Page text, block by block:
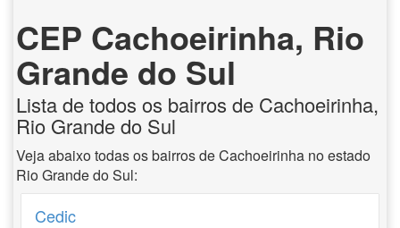
CEP Cachoeirinha, Rio
Grande do Sul
Lista de todos os bairros de Cachoeirinha,
Rio Grande do Sul
Veja abaixo todas os bairros de Cachoeirinha no estado
Rio Grande do Sul:
Cedic